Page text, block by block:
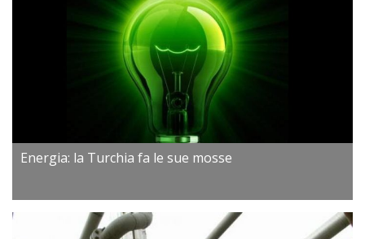
Energia: la Turchia fa le sue mosse